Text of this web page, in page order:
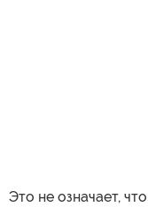
Это не означает,